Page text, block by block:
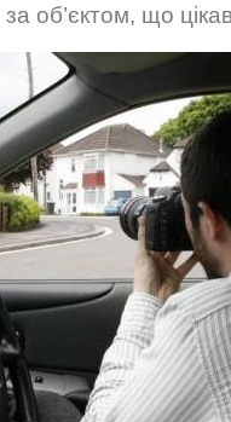
за об’єктом, що